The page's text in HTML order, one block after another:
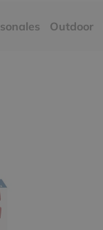
Outdoor